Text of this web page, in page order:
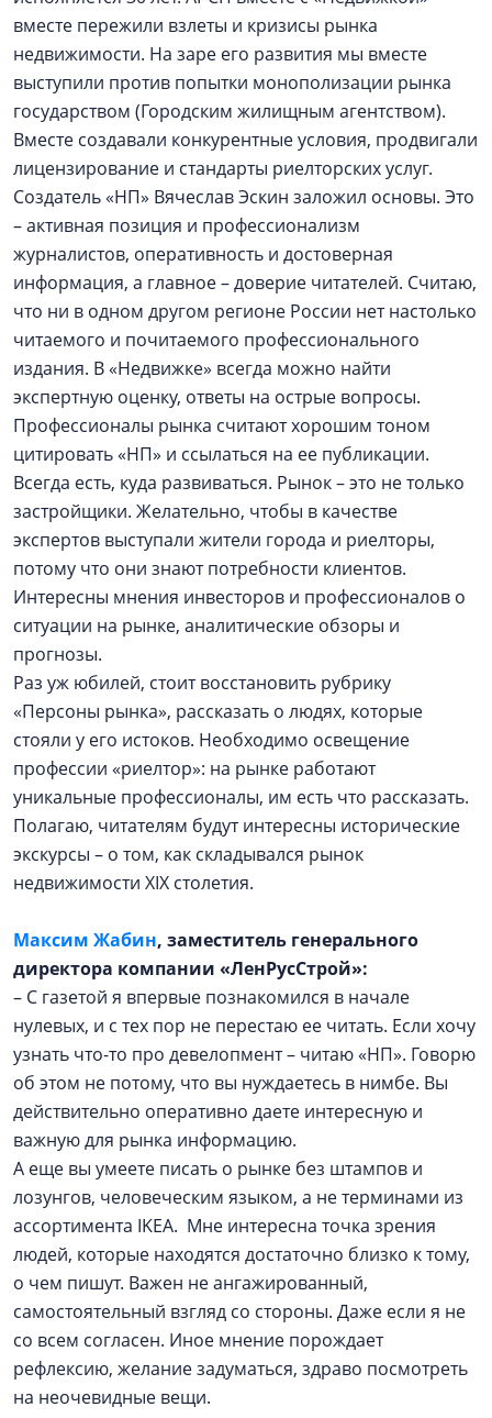
вместе пережили взлеты и кризисы рынка
недвижимости. На заре его развития мы вместе
выступили против попытки монополизации рынка
государством (Городским жилищным агентством).
Вместе создавали конкурентные условия, продвигали
лицензирование и стандарты риелторских услуг.
Создатель «НП» Вячеслав Эскин заложил основы. Это
– активная позиция и профессионализм
журналистов, оперативность и достоверная
информация, а главное – доверие читателей. Считаю,
что ни в одном другом регионе России нет настолько
читаемого и почитаемого профессионального
издания. В «Недвижке» всегда можно найти
экспертную оценку, ответы на острые вопросы.
Профессионалы рынка считают хорошим тоном
цитировать «НП» и ссылаться на ее публикации.
Всегда есть, куда развиваться. Рынок – это не только
застройщики. Желательно, чтобы в качестве
экспертов выступали жители города и риелторы,
потому что они знают потребности клиентов.
Интересны мнения инвесторов и профессионалов о
ситуации на рынке, аналитические обзоры и
прогнозы.
Раз уж юбилей, стоит восстановить рубрику
«Персоны рынка», рассказать о людях, которые
стояли у его истоков. Необходимо освещение
профессии «риелтор»: на рынке работают
уникальные профессионалы, им есть что рассказать.
Полагаю, читателям будут интересны исторические
экскурсы – о том, как складывался рынок
недвижимости XIX столетия.
Максим Жабин, заместитель генерального
директора компании «ЛенРусСтрой»:
– С газетой я впервые познакомился в начале
нулевых, и с тех пор не перестаю ее читать. Если хочу
узнать что-то про девелопмент – читаю «НП». Говорю
об этом не потому, что вы нуждаетесь в нимбе. Вы
действительно оперативно даете интересную и
важную для рынка информацию.
А еще вы умеете писать о рынке без штампов и
лозунгов, человеческим языком, а не терминами из
ассортимента IKEA. Мне интересна точка зрения
людей, которые находятся достаточно близко к тому,
о чем пишут. Важен не ангажированный,
самостоятельный взгляд со стороны. Даже если я не
со всем согласен. Иное мнение порождает
рефлексию, желание задуматься, здраво посмотреть
на неочевидные вещи.